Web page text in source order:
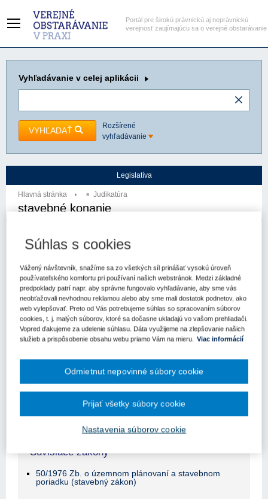
Portál pre širokú právnickú aj neprávnickú
verejnosť zaujímajúcu sa o verejné obstarávanie
Vyhľadávanie v celej aplikácii
VYHĽADAŤ
Rozšírené
vyhľadávanie
Legislatíva
Hlavná stránka Judikatúra
stavebné konanie
Autor: Najvyšší súd SR - senát
Obsah judikátu sa zobrazuje len prihlásených
užívateľom.
Odomknite si prístup k odbornému obsahu na portáli.
Prístup k obsahu portálu majú len registrovaní používatelia
portálu. Pokiaľ ste už zaregistrovaný, stačí sa prihlásiť.
demo licenciu zdarma (stačí sa zaregistrovať).
Registrácia Prihlásenie
Súvisiace zákony
50/1976 Zb. o územnom plánovaní a stavebnom
poriadku (stavebný zákon)
Súhlas s cookies
Vážený návštevník, snažíme sa zo všetkých síl prinášať vysokú úroveň
používateľského komfortu pri používaní našich webstránok. Medzi základné
predpoklady patrí napr. aby správne fungovalo vyhľadávanie, aby sme vás
neobťažovali nevhodnou reklamou alebo aby sme mali dostatok podnetov, ako
web vylepšovať. Preto od Vás potrebujeme súhlas so spracovaním súborov
cookies, t. j. malých súborov, ktoré sa dočasne ukladajú vo vašom prehliadači.
Vopred ďakujeme za udelenie súhlasu. Dáta využijeme na zlepšovanie našich
služieb a prispôsobenie obsahu webu priamo Vám na mieru. Viac informácií
Nastavenia súborov cookie
Odmietnut nepovinné súbory cookie
Prijať všetky súbory cookie